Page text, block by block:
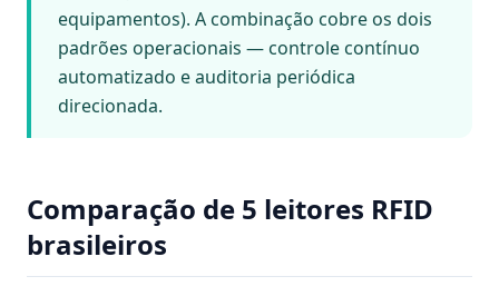
equipamentos). A combinação cobre os dois
padrões operacionais — controle contínuo
automatizado e auditoria periódica
direcionada.
Comparação de 5 leitores RFID
brasileiros